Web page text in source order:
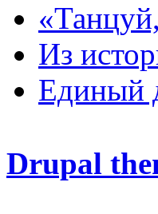
Из
Единый
Drupal